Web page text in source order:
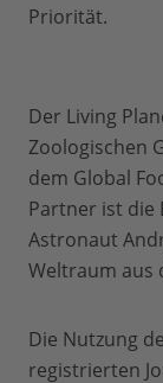
Priorität.
Der Living
Zoologischen
dem Global
Partner ist die
Astronaut
Weltraum aus
Die Nutzung
registrierten